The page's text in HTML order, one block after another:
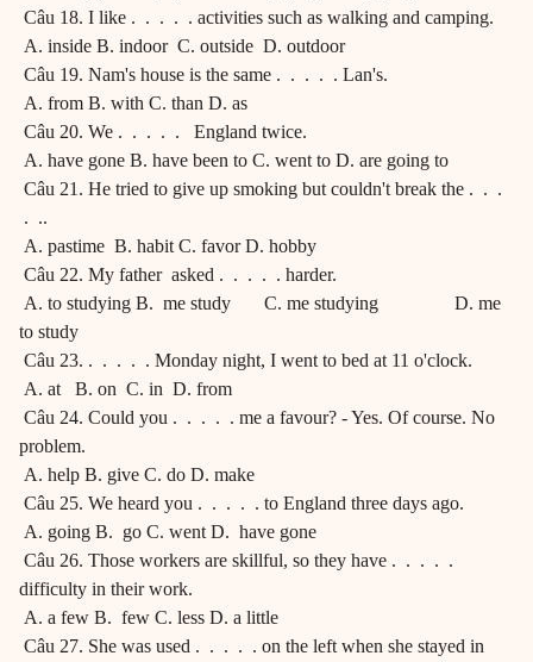
Câu 18. I like . . . . . activities such as walking and camping.
A. inside B. indoor C. outside D. outdoor
Câu 19. Nam's house is the same . . . . . Lan's.
A. from B. with C. than D. as
Câu 20. We . . . . . England twice.
A. have gone B. have been to C. went to D. are going to
Câu 21. He tried to give up smoking but couldn't break the . . .
. ..
A. pastime B. habit C. favor D. hobby
Câu 22. My father asked . . . . . harder.
A. to studying B. me study C. me studying D. me
to study
Câu 23. . . . . . Monday night, I went to bed at 11 o'clock.
A. at B. on C. in D. from
Câu 24. Could you . . . . . me a favour? - Yes. Of course. No
problem.
A. help B. give C. do D. make
Câu 25. We heard you . . . . . to England three days ago.
A. going B. go C. went D. have gone
Câu 26. Those workers are skillful, so they have . . . . .
difficulty in their work.
A. a few B. few C. less D. a little
Câu 27. She was used . . . . . on the left when she stayed in